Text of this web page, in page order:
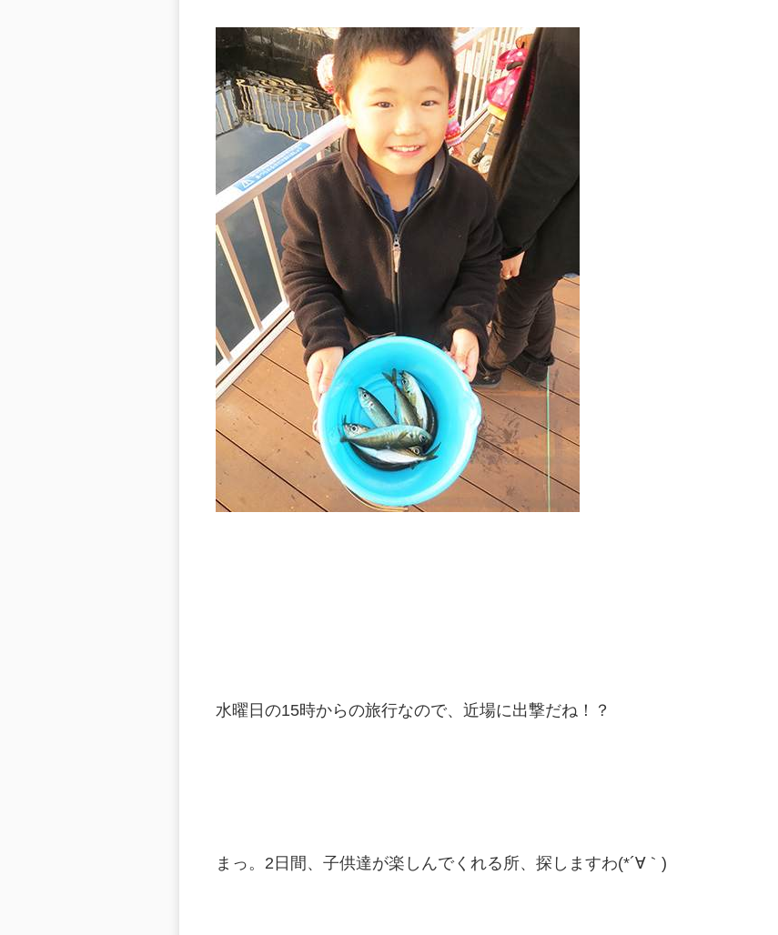
水曜日の15時からの旅行なので、近場に出撃だね！？
まっ。2日間、子供達が楽しんでくれる所、探しますわ(*´∀｀)